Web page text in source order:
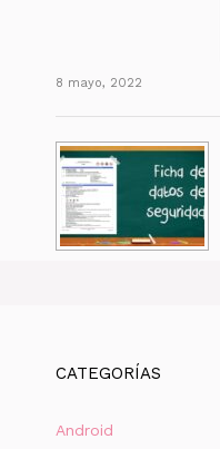
8 mayo, 2022
CATEGORÍAS
Android